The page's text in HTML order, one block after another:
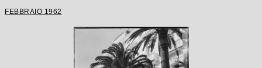
FEBBRAIO 1962